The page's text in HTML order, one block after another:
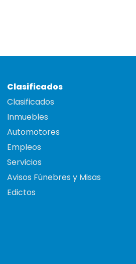
Clasificados
Clasificados
Inmuebles
Automotores
Empleos
Servicios
Avisos Fúnebres y Misas
Edictos